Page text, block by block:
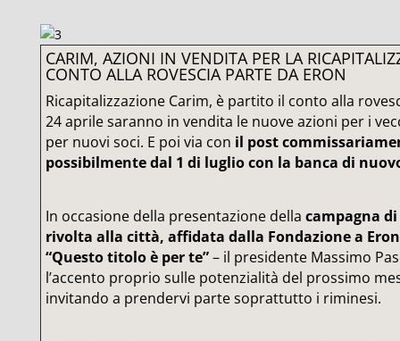
CARIM, AZIONI IN VENDITA PER LA
CONTO ALLA ROVESCIA PARTE DA ERON
Ricapitalizzazione Carim, è partito il conto alla
24 aprile saranno in vendita le nuove azioni per i
per nuovi soci. E poi via con il post
possibilmente dal 1 di luglio con la banca di
In occasione della presentazione della campagna
rivolta alla città, affidata dalla Fondazione a
“Questo titolo è per te”– il presidente Massimo
l’accento proprio sulle potenzialità del prossimo
invitando a prendervi parte soprattutto i riminesi.